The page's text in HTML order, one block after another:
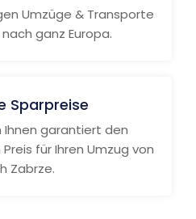
Umzüge & Transporte
ganz Europa.
Sparpreise
Ihnen garantiert den
für Ihren Umzug von
Zabrze.